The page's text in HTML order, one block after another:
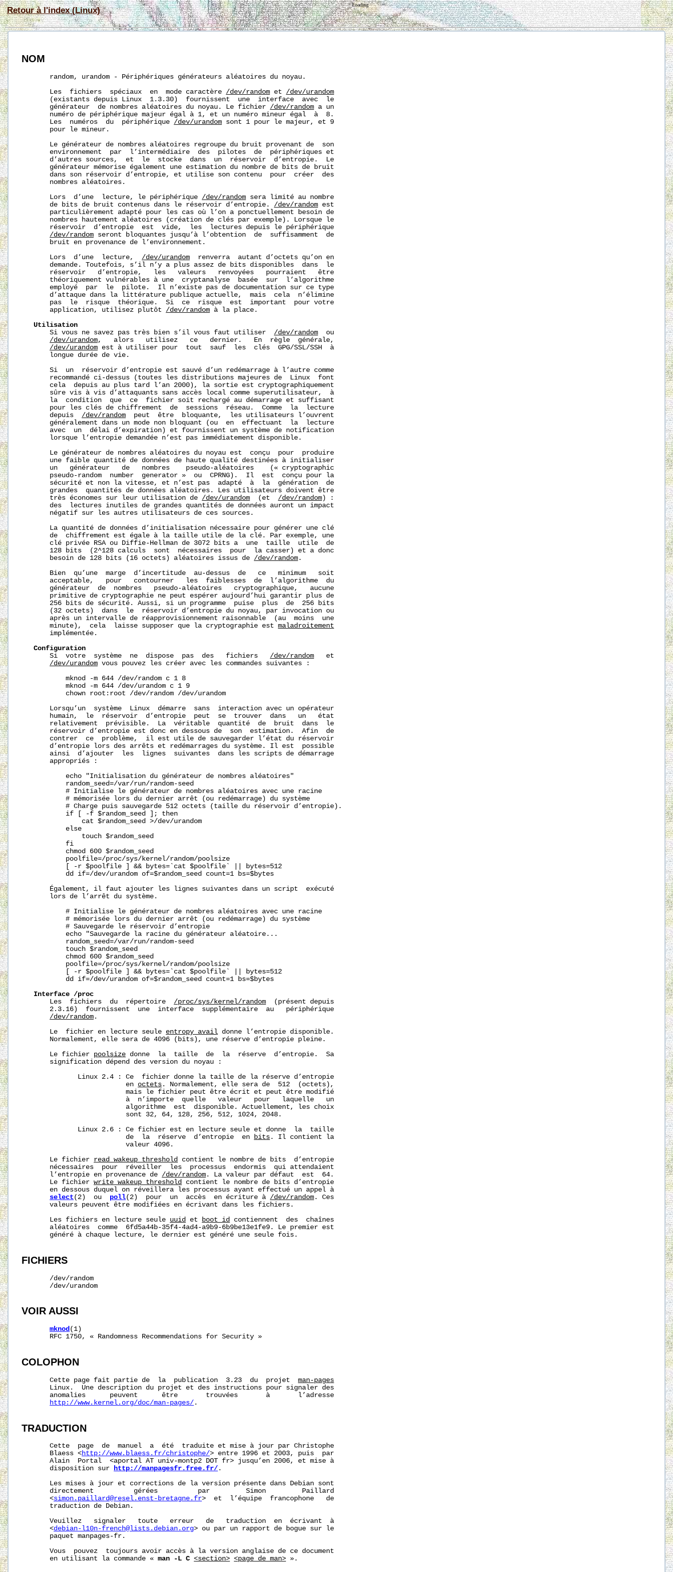
Retour à l'index (Linux)
Loading
NOM
       random, urandom - Périphériques générateurs aléatoires du noyau.
       Les  fichiers  spéciaux  en  mode caractère
/dev/random et /dev/urandom
       (existants depuis Linux  1.3.30)  fournissent  une  interface  avec  le
       générateur  de nombres aléatoires du noyau. Le fichier
/dev/random a un
       numéro de périphérique majeur égal à 1, et un numéro mineur égal  à  8.
       Les  numéros  du  périphérique
/dev/urandom sont 1 pour le majeur, et 9
       pour le mineur.
       Le générateur de nombres aléatoires regroupe du bruit provenant de  son
       environnement  par  l’intermédiaire  des  pilotes  de  périphériques et
       d’autres sources,  et  le  stocke  dans  un  réservoir  d’entropie.  Le
       générateur mémorise également une estimation du nombre de bits de bruit
       dans son réservoir d’entropie, et utilise son contenu  pour  créer  des
       nombres aléatoires.
       Lors  d’une  lecture, le périphérique
/dev/random sera limité au nombre
       de bits de bruit contenus dans le réservoir d’entropie.
/dev/random est
       particulièrement adapté pour les cas où l’on a ponctuellement besoin de
       nombres hautement aléatoires (création de clés par exemple). Lorsque le
       réservoir  d’entropie  est  vide,  les  lectures depuis le périphérique
/dev/random seront bloquantes jusqu’à l’obtention  de  suffisamment  de
       bruit en provenance de l’environnement.
       Lors  d’une  lecture,
/dev/urandom
  renverra  autant d’octets qu’on en
       demande. Toutefois, s’il n’y a plus assez de bits disponibles  dans  le
       réservoir   d’entropie,   les   valeurs   renvoyées   pourraient   être
       théoriquement vulnérables à une  cryptanalyse  basée  sur  l’algorithme
       employé  par  le  pilote.  Il n’existe pas de documentation sur ce type
       d’attaque dans la littérature publique actuelle,  mais  cela  n’élimine
       pas  le  risque  théorique.  Si  ce  risque  est  important  pour votre
       application, utilisez plutôt
/dev/random à la place.
Utilisation
       Si vous ne savez pas très bien s’il vous faut utiliser
/dev/random
  ou
/dev/urandom,   alors   utilisez   ce   dernier.   En  règle  générale,
/dev/urandom est à utiliser pour  tout  sauf  les  clés  GPG/SSL/SSH  à
       longue durée de vie.
       Si  un  réservoir d’entropie est sauvé d’un redémarrage à l’autre comme
       recommandé ci-dessus (toutes les distributions majeures de  Linux  font
       cela  depuis au plus tard l’an 2000), la sortie est cryptographiquement
       sûre vis à vis d’attaquants sans accès local comme superutilisateur,  à
       la  condition  que  ce  fichier soit rechargé au démarrage et suffisant
       pour les clés de chiffrement  de  sessions  réseau.  Comme  la  lecture
       depuis
/dev/random
  peut  être  bloquante,  les utilisateurs l’ouvrent
       généralement dans un mode non bloquant (ou  en  effectuant  la  lecture
       avec  un  délai d’expiration) et fournissent un système de notification
       lorsque l’entropie demandée n’est pas immédiatement disponible.
       Le générateur de nombres aléatoires du noyau est  conçu  pour  produire
       une faible quantité de données de haute qualité destinées à initialiser
       un   générateur   de   nombres    pseudo-aléatoires    (« cryptographic
       pseudo-random  number  generator »  ou  CPRNG).  Il  est  conçu pour la
       sécurité et non la vitesse, et n’est pas  adapté  à  la  génération  de
       grandes  quantités de données aléatoires. Les utilisateurs doivent être
       très économes sur leur utilisation de
/dev/urandom
  (et
/dev/random ) :
       des  lectures inutiles de grandes quantités de données auront un impact
       négatif sur les autres utilisateurs de ces sources.
       La quantité de données d’initialisation nécessaire pour générer une clé
       de  chiffrement est égale à la taille utile de la clé. Par exemple, une
       clé privée RSA ou Diffie-Hellman de 3072 bits a  une  taille  utile  de
       128 bits  (2^128 calculs  sont  nécessaires  pour  la casser) et a donc
       besoin de 128 bits (16 octets) aléatoires issus de
/dev/random .
       Bien  qu’une  marge  d’incertitude  au-dessus  de   ce   minimum   soit
       acceptable,   pour   contourner   les  faiblesses  de  l’algorithme  du
       générateur  de  nombres   pseudo-aléatoires   cryptographique,   aucune
       primitive de cryptographie ne peut espérer aujourd’hui garantir plus de
       256 bits de sécurité. Aussi, si un programme  puise  plus  de  256 bits
       (32 octets)  dans  le  réservoir d’entropie du noyau, par invocation ou
       après un intervalle de réapprovisionnement raisonnable  (au  moins  une
       minute),  cela  laisse supposer que la cryptographie est
maladroitement
       implémentée.
Configuration
       Si  votre  système  ne  dispose  pas  des   fichiers
/dev/random
   et
/dev/urandom vous pouvez les créer avec les commandes suivantes :
           mknod -m 644 /dev/random c 1 8
           mknod -m 644 /dev/urandom c 1 9
           chown root:root /dev/random /dev/urandom
       Lorsqu’un  système  Linux  démarre  sans  interaction avec un opérateur
       humain,  le  réservoir  d’entropie  peut  se  trouver  dans   un   état
       relativement  prévisible.  La  véritable  quantité  de  bruit  dans  le
       réservoir d’entropie est donc en dessous de  son  estimation.  Afin  de
       contrer  ce  problème,  il est utile de sauvegarder l’état du réservoir
       d’entropie lors des arrêts et redémarrages du système. Il est  possible
       ainsi  d’ajouter  les  lignes  suivantes  dans les scripts de démarrage
       appropriés :
           echo "Initialisation du générateur de nombres aléatoires"
           random_seed=/var/run/random-seed
           # Initialise le générateur de nombres aléatoires avec une racine
           # mémorisée lors du dernier arrêt (ou redémarrage) du système
           # Charge puis sauvegarde 512 octets (taille du réservoir d’entropie).
           if [ -f $random_seed ]; then
               cat $random_seed >/dev/urandom
           else
               touch $random_seed
           fi
           chmod 600 $random_seed
           poolfile=
/proc/sys/kernel/random/poolsize
           [ -r $poolfile ] && bytes=`cat $poolfile` || bytes=512
           dd if=/dev/urandom of=$random_seed count=1 bs=$bytes
       Également, il faut ajouter les lignes suivantes dans un script  exécuté
       lors de l’arrêt du système.
           # Initialise le générateur de nombres aléatoires avec une racine
           # mémorisée lors du dernier arrêt (ou redémarrage) du système
           # Sauvegarde le réservoir d’entropie
           echo "Sauvegarde la racine du générateur aléatoire...
           random_seed=/var/run/random-seed
           touch $random_seed
           chmod 600 $random_seed
           poolfile=
/proc/sys/kernel/random/poolsize
           [ -r $poolfile ] && bytes=`cat $poolfile` || bytes=512
           dd if=/dev/urandom of=$random_seed count=1 bs=$bytes
Interface /proc
       Les  fichiers  du  répertoire
/proc/sys/kernel/random
  (présent depuis
       2.3.16)  fournissent  une  interface  supplémentaire  au   périphérique
/dev/random .
       Le  fichier en lecture seule
entropy_avail donne l’entropie disponible.
       Normalement, elle sera de 4096 (bits), une réserve d’entropie pleine.
       Le fichier
poolsize donne  la  taille  de  la  réserve  d’entropie.  Sa
       signification dépend des version du noyau :
              Linux 2.4 : Ce  fichier donne la taille de la réserve d’entropie
                          en
octets . Normalement, elle sera de  512  (octets),
                          mais le fichier peut être écrit et peut être modifié
                          à  n’importe  quelle   valeur   pour   laquelle   un
                          algorithme  est  disponible. Actuellement, les choix
                          sont 32, 64, 128, 256, 512, 1024, 2048.
              Linux 2.6 : Ce fichier est en lecture seule et donne  la  taille
                          de  la  réserve  d’entropie  en
bits . Il contient la
                          valeur 4096.
       Le fichier
read_wakeup_threshold contient le nombre de bits  d’entropie
       nécessaires  pour  réveiller  les  processus  endormis  qui attendaient
       l’entropie en provenance de
/dev/random . La valeur par défaut  est  64.
       Le fichier
write_wakeup_threshold contient le nombre de bits d’entropie
       en dessous duquel on réveillera les processus ayant effectué un appel à
select (2)  ou poll(2)  pour  un  accès  en écriture à /dev/random . Ces
       valeurs peuvent être modifiées en écrivant dans les fichiers.
       Les fichiers en lecture seule
uuid et boot_id contiennent  des  chaînes
       aléatoires  comme  6fd5a44b-35f4-4ad4-a9b9-6b9be13e1fe9. Le premier est
       généré à chaque lecture, le dernier est généré une seule fois.
FICHIERS
       /dev/random
       /dev/urandom
VOIR AUSSI
mknod(1)
       RFC 1750, « Randomness Recommendations for Security »
COLOPHON
       Cette page fait partie de  la  publication  3.23  du  projet
man-pages
       Linux.  Une description du projet et des instructions pour signaler des
       anomalies      peuvent      être       trouvées       à       l’adresse
http://www.kernel.org/doc/man-pages/ .
TRADUCTION
       Cette  page  de  manuel  a  été  traduite et mise à jour par Christophe
       Blaess <
http://www.blaess.fr/christophe/> entre 1996 et 2003, puis  par
       Alain  Portal  <aportal AT univ-montp2 DOT fr> jusqu’en 2006, et mise à
       disposition sur
http://manpagesfr.free.fr/ .
       Les mises à jour et corrections de la version présente dans Debian sont
       directement          gérées          par         Simon         Paillard
       <
simon.paillard@resel.enst-bretagne.fr>  et  l’équipe  francophone   de
       traduction de Debian.
       Veuillez   signaler   toute   erreur   de   traduction  en  écrivant  à
       <
debian-l10n-french@lists.debian.org> ou par un rapport de bogue sur le
       paquet manpages-fr.
       Vous  pouvez  toujours avoir accès à la version anglaise de ce document
       en utilisant la commande «
man -L C <section> <page_de_man>